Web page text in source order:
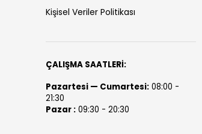
Kişisel Veriler Politikası
ÇALIŞMA SAATLERİ:
Pazartesi — Cumartesi: 08:00 -
21:30
Pazar : 09:30 - 20:30